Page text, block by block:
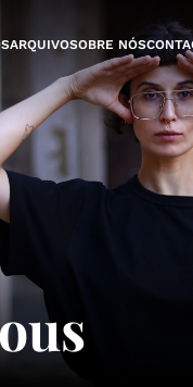
ARQUIVOSOBRE NÓS